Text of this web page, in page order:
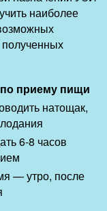
наиболее
приему пищи
натощак,
6-8 часов
— утро, после